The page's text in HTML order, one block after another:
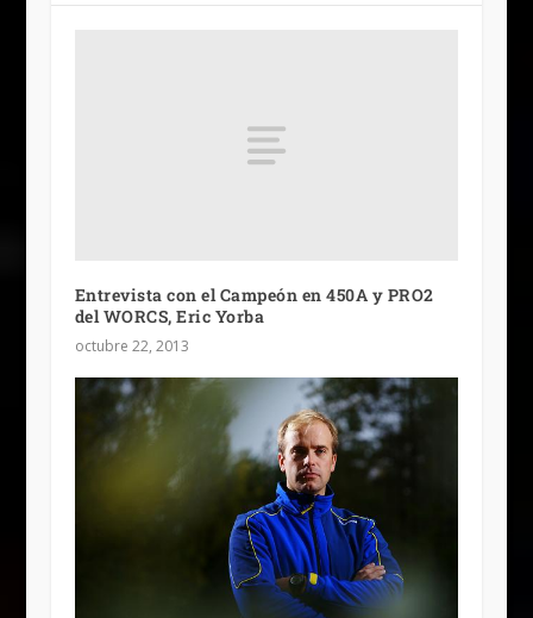
Entrevista con el Campeón en 450A y PRO2
del WORCS, Eric Yorba
octubre 22, 2013